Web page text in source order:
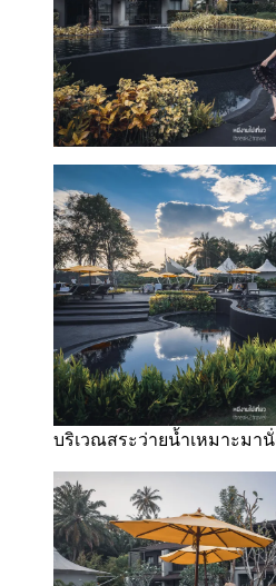
บริเวณสระว่ายน้ำเหมาะมา